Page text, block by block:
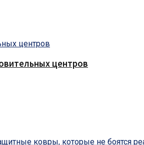
центров